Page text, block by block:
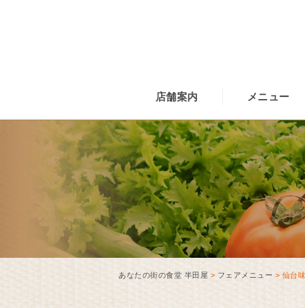
店舗案内 メニュー
あなたの街の食堂 半田屋 > フェアメニュー > 仙台